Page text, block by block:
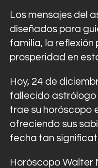
En Vivo
Descarga
Programas
Noticias
Equipo
Sobre
Contactos
Los mensajes del
diseñados para
familia, la reflexión
prosperidad en
Hoy, 24 de
fallecido
trae su horóscopo
ofreciendo sus
fecha tan
Horóscopo Walter